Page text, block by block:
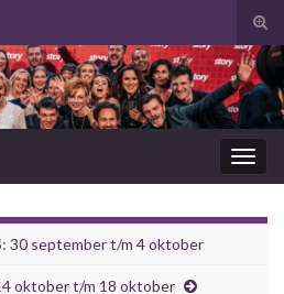
30 september t/m 4 oktober
oktober t/m 18 oktober